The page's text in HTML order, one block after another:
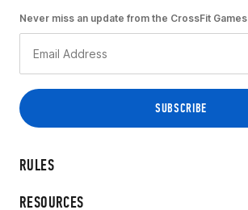
RULES
RESOURCES
Never miss an update from the CrossFit Games